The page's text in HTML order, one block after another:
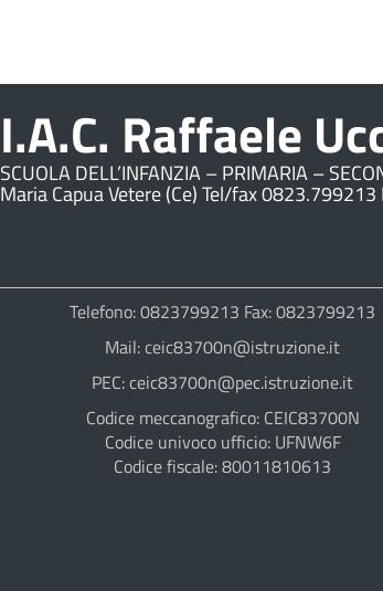
I.A.C. Raffaele
SCUOLA DELL’INFANZIA – PRIMARIA –
Maria Capua Vetere (Ce) Tel/fax
Telefono: 0823799213 Fax: 0823799213
Mail: ceic83700n@istruzione.it
PEC: ceic83700n@pec.istruzione.it
Codice meccanografico: CEIC83700N
Codice univoco ufficio: UFNW6F
Codice fiscale: 80011810613